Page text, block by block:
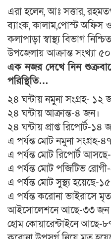
এরা হলেন, আঃ সত্তার,
ব্যাংক, কালাম,পোস্ট অফিস
কলাপাড়া স্বাস্থ্য বিভাগ
উপজেলায় আক্রান্ত সংখ্যা
এক নজর দেখে নিন
পরিস্থিতি…
২৪ ঘন্টায় নমুনা সংগ্রহ- ১২
২৪ ঘন্টায় আক্রান্ত-৪ জন।
২৪ ঘন্টায় প্রাপ্ত রিপোর্ট-১৪
এ পর্যন্ত মোট নমুনা সংগ্রহ-
এ পর্যন্ত মোট রিপোর্ট
এ পর্যন্ত মোট পজিটিভ
এ পর্যন্ত মোট সুস্থ্য হয়েছে-
এ পর্যন্ত করোনা ভাইরাসে
আইসোলেশনে আছে-৩৩
হোম কোয়ারেন্টাইনে আছে-